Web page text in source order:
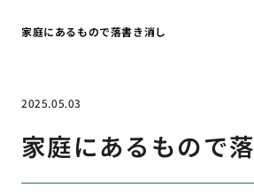
家庭にあるもので落書き消し
2025.05.03
家庭にあるもので